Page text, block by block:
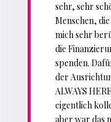
sehr, sehr
Menschen,
mich sehr
die
spenden.
der
ALWAYS
eigentlich
aber war das